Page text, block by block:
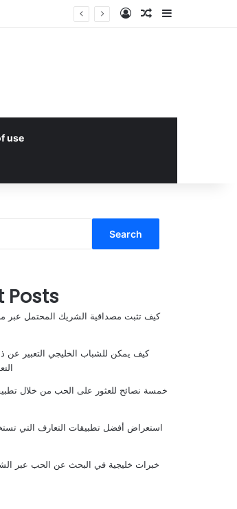
Log InRandom Article
Sidebar
use
Search
Posts
كيف تثبت مصداقية الشريك المحتمل عبر
كيف يمكن للشباب الخليجي التعبير عن
خمسة نصائح للعثور على الحب من خلال
استعراض أفضل تطبيقات التعارف التي
خبرات خليجية في البحث عن الحب عبر